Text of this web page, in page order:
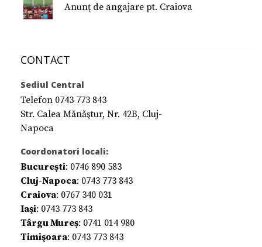
Anunț de angajare pt. Craiova
CONTACT
Sediul Central
Telefon 0743 773 843
Str. Calea Mănăştur, Nr. 42B, Cluj-
Napoca
Coordonatori locali:
București: 0746 890 583
Cluj-Napoca: 0743 773 843
Craiova: 0767 340 031
Iaşi: 0743 773 843
Târgu Mureș: 0741 014 980
Timişoara: 0743 773 843